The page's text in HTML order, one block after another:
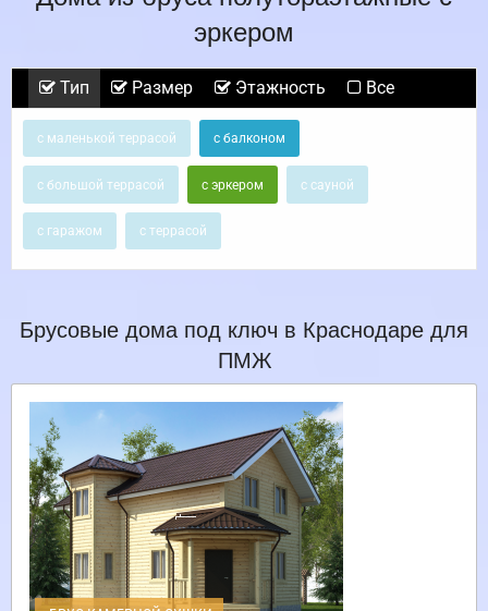
эркером
Тип Размер Этажность Все
с маленькой террасой с балконом
с большой террасой с эркером с сауной
с гаражом с террасой
Брусовые дома под ключ в Краснодаре для
ПМЖ